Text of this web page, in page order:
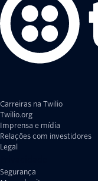
Carreiras na Twilio
Twilio.org
Imprensa e mídia
Relações com investidores
Legal
Segurança